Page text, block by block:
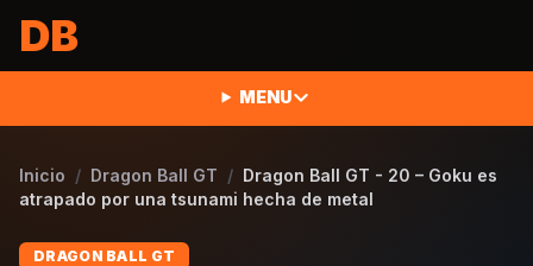
DB
MENU
Inicio / Dragon Ball GT / Dragon Ball GT - 20 – Goku es
atrapado por una tsunami hecha de metal
DRAGON BALL GT